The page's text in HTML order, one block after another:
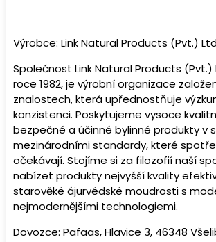
Výrobce: Link Natural Products (Pvt.)
Společnost Link Natural Products (Pvt.)
roce 1982, je výrobní organizace
znalostech, která upřednostňuje
konzistenci. Poskytujeme vysoce
bezpečné a účinné bylinné produkty v
mezinárodními standardy, které
očekávají. Stojíme si za filozofií naší
nabízet produkty nejvyšší kvality
starověké ájurvédské moudrosti s
nejmodernějšími technologiemi.
Dovozce: Pafaas, Hlavice 3, 46348